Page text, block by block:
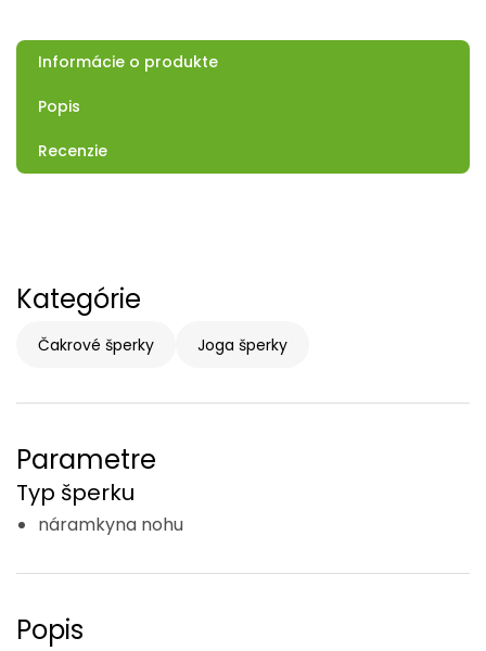
Informácie o produkte
Popis
Recenzie
Kategórie
Čakrové šperky Joga šperky
Parametre
Typ šperku
náramkyna nohu
Popis